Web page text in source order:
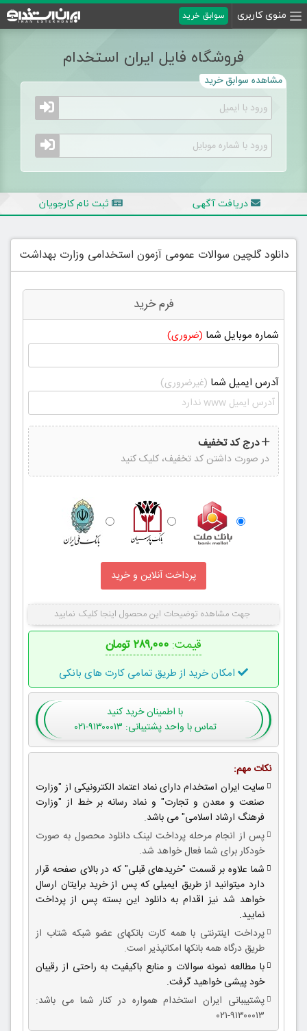
منوی کاربری سوابق خرید
فروشگاه فایل ایران استخدام
مشاهده سوابق خرید
دریافت آگهی ثبت نام کارجویان
دانلود گلچین سوالات عمومی آزمون استخدامی وزارت بهداشت
فرم خرید
شماره موبایل شما (ضروری)
آدرس ایمیل شما (غیرضروری)
درج کد تخفیف
در صورت داشتن کد تخفیف، کلیک کنید
جهت مشاهده توضیحات این محصول اینجا کلیک نمایید
قیمت: ۲۸۹,۰۰۰ تومان
امکان خرید از طریق تمامی کارت های بانکی
با اطمینانخرید کنید
تماس با واحد پشتیبانی: ۹۱۳۰۰۰۱۳-۰۲۱
نکات مهم:
سایت ایران استخدام دارای نماد اعتماد الکترونیکی از "وزارت
صنعت و معدن و تجارت" و نماد رسانه بر خط از "وزارت
فرهنگ ارشاد اسلامی" می باشد.
پس از انجام مرحله پرداخت لینک دانلود محصول به صورت
خودکار برای شما فعال خواهد شد.
شما علاوه بر قسمت "خریدهای قبلی" که در بالای صفحه قرار
دارد میتوانید از طریق ایمیلی که پس از خرید برایتان ارسال
خواهد شد نیز اقدام به دانلود این بسته پس از پرداخت
نمایید.
پرداخت اینترنتی با همه کارت بانکهای عضو شبکه شتاب از
طریق درگاه همه بانکها امکانپذیر است.
با مطالعه نمونه سوالات و منابع باکیفیت به راحتی از رقیبان
خود پیشی خواهید گرفت.
پشتیببانی ایران استخدام همواره در کنار شما می باشد:
۹۱۳۰۰۰۱۳-۰۲۱